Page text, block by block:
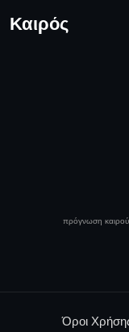
Καιρός
πρόγνωση
Όροι